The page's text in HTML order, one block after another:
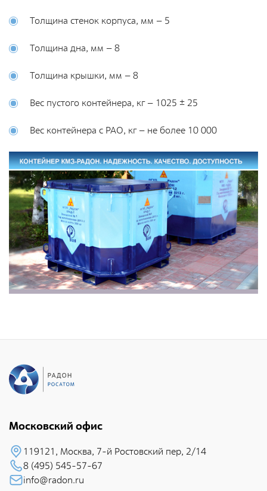
Толщина стенок корпуса, мм – 5
Толщина дна, мм – 8
Толщина крышки, мм – 8
Вес пустого контейнера, кг – 1025 ± 25
Вес контейнера с РАО, кг – не более 10 000
Московский офис
119121, Москва, 7-й Pостовский пеp, 2/14
8 (495) 545-57-67
info@radon.ru
Региональный учет и контроль радиоактивных веществ,
отходов
Радиационно-аварийные и радиационно-
Специализированный отраслевой оператор по
Журналистам
СМИ о нас
Контакты для прессы
Фирменный стиль
Фотобанк РАДОНА
Филиалы
Московский филиал
радиоактивными отходами «СевРАО»
Дальневосточный центр по обращению с
радиоактивными отходами «ДальРАО»
Приволжский филиал
Южный территориальный округ
Приволжский территориальный округ